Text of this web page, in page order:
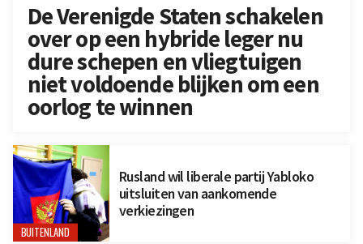
De Verenigde Staten schakelen
over op een hybride leger nu
dure schepen en vliegtuigen
niet voldoende blijken om een
oorlog te winnen
BUITENLAND
Rusland wil liberale partij Yabloko
uitsluiten van aankomende
verkiezingen